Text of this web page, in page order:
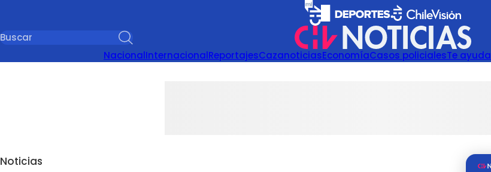
NacionalInternacionalReportajesCazanoticiasEconomíaCasos policialesTe ayuda
Noticias